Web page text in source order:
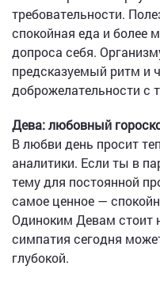
требовательности.
спокойная еда и более
допроса себя.
предсказуемый ритм и
доброжелательности с
Дева: любовный
В любви день просит
аналитики. Если ты в
тему для постоянной
самое ценное —
Одиноким Девам стоит
симпатия сегодня
глубокой.